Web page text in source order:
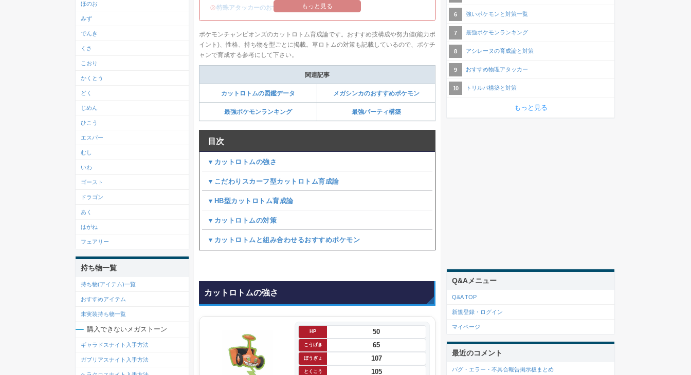
・特殊アタッカーのおすすめランキング
もっと見る
ポケモンチャンピオンズのカットロトム育成論です。おすすめ技構成や努力値(能力ポ
イント)、性格、持ち物を型ごとに掲載。草ロトムの対策も記載しているので、ポケチ
ャンで育成する参考にして下さい。
関連記事
カットロトムの図鑑データ メガシンカのおすすめポケモン
最強ポケモンランキング 最強パーティ構築
目次
▼カットロトムの強さ
▼こだわりスカーフ型カットロトム育成論
▼HB型カットロトム育成論
▼カットロトムの対策
▼カットロトムと組み合わせるおすすめポケモン
カットロトムの強さ
HP 50
こうげき 65
ぼうぎょ 107
とくこう 105
ほのお
みず
でんき
くさ
こおり
かくとう
どく
じめん
ひこう
エスパー
むし
いわ
ゴースト
ドラゴン
あく
はがね
フェアリー
持ち物一覧
持ち物(アイテム)一覧
おすすめアイテム
未実装持ち物一覧
購入できないメガストーン
ギャラドスナイト入手方法
ガブリアスナイト入手方法
強いポケモンと対策一覧
最強ポケモンランキング
アシレーヌの育成論と対策
おすすめ物理アタッカー
トリルパ構築と対策
もっと見る
Q&Aメニュー
Q&A TOP
新規登録・ログイン
マイページ
最近のコメント
バグ・エラー・不具合報告掲示板まとめ